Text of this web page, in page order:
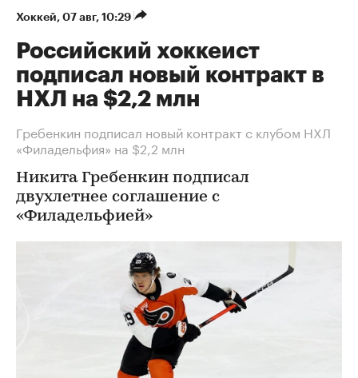
Хоккей 07 авг, 10:29
Российский хоккеист
подписал новый контракт в
НХЛ на $2,2 млн
Гребенкин подписал новый контракт с клубом НХЛ
«Филадельфия» на $2,2 млн
Никита Гребенкин подписал
двухлетнее соглашение с
«Филадельфией»